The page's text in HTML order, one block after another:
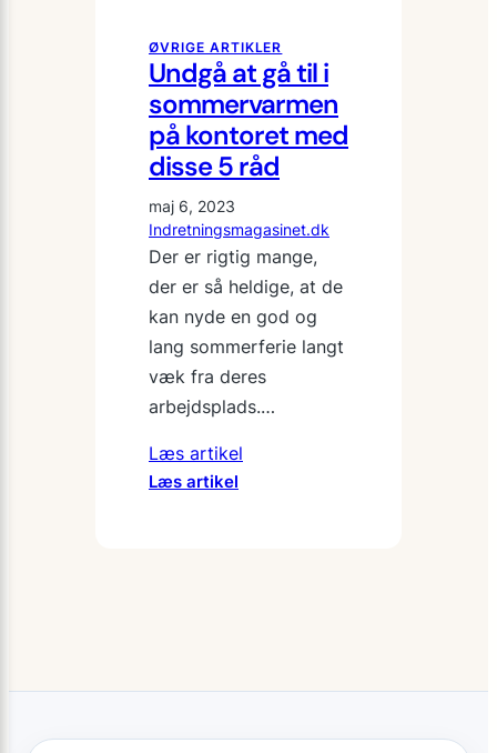
hyggelig
derhjemme
ØVRIGE ARTIKLER
Undgå at gå til i
sommervarmen
på kontoret med
disse 5 råd
maj 6, 2023
Indretningsmagasinet.dk
Der er rigtig mange,
der er så heldige, at de
kan nyde en god og
lang sommerferie langt
væk fra deres
arbejdsplads.…
Læs artikel
Læs artikel
kontoret
disse